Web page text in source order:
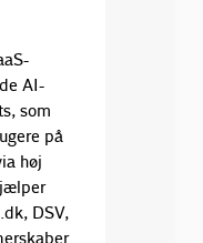
AI-
som
på
høj
DSV,